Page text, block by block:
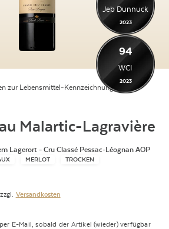
zur Lebensmittel-Kennzeichnung
Jeb Dunnuck
2023
94
WCI
2023
Malartic-Lagravière
Lagerort - Cru Classé Pessac-Léognan AOP
MERLOT TROCKEN
zzgl. Versandkosten
E-Mail, sobald der Artikel (wieder) verfügbar